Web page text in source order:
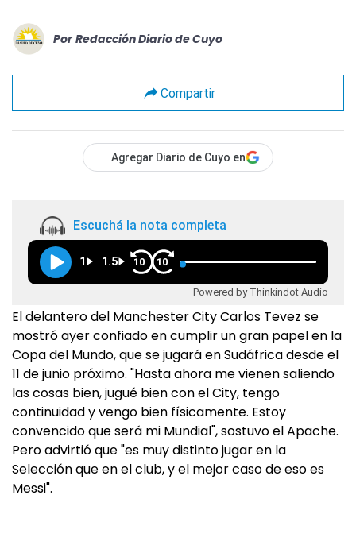
Por Redacción Diario de Cuyo
Compartir
Agregar Diario de Cuyo en
Escuchá la nota completa
1 1.5 10 10
Powered by Thinkindot Audio
El delantero del Manchester City Carlos Tevez se
mostró ayer confiado en cumplir un gran papel en la
Copa del Mundo, que se jugará en Sudáfrica desde el
11 de junio próximo. "Hasta ahora me vienen saliendo
las cosas bien, jugué bien con el City, tengo
continuidad y vengo bien físicamente. Estoy
convencido que será mi Mundial", sostuvo el Apache.
Pero advirtió que "es muy distinto jugar en la
Selección que en el club, y el mejor caso de eso es
Messi".